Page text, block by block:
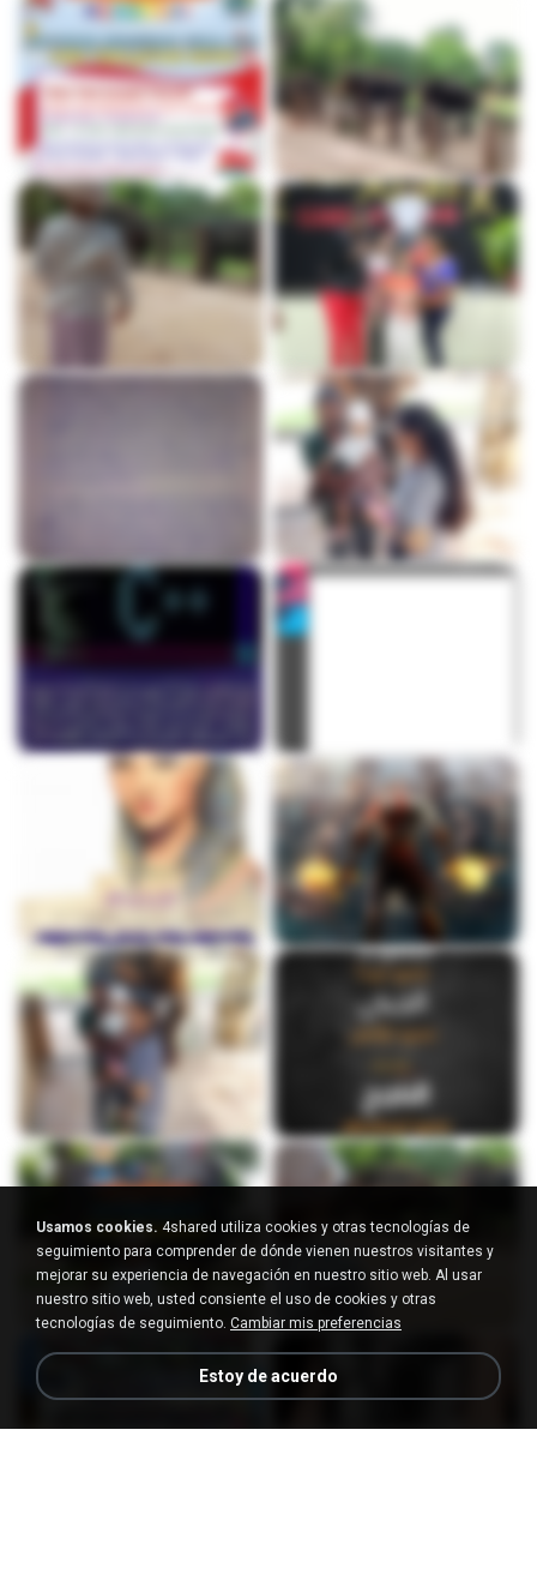
Usamos cookies. 4shared utiliza cookies y otras tecnologías de
seguimiento para comprender de dónde vienen nuestros visitantes y
mejorar su experiencia de navegación en nuestro sitio web. Al usar
nuestro sitio web, usted consiente el uso de cookies y otras
tecnologías de seguimiento. Cambiar mis preferencias
Estoy de acuerdo